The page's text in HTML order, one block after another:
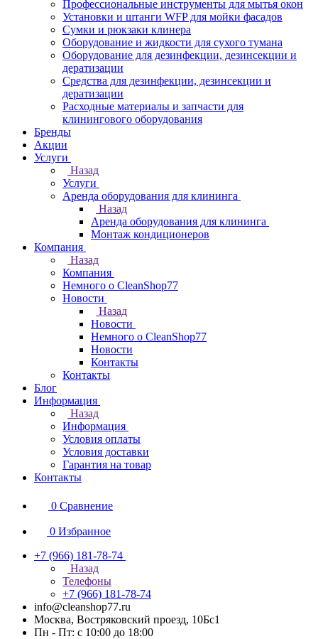
Профессиональные инструменты для мытья окон
Установки и штанги WFP для мойки фасадов
Сумки и рюкзаки клинера
Оборудование и жидкости для сухого тумана
Оборудование для дезинфекции, дезинсекции и
дератизации
Средства для дезинфекции, дезинсекции и
дератизации
Расходные материалы и запчасти для
клинингового оборудования
Бренды
Акции
Услуги
Назад
Услуги
Аренда оборудования для клининга
Назад
Аренда оборудования для клининга
Монтаж кондиционеров
Компания
Назад
Компания
Немного о CleanShop77
Новости
Назад
Новости
Немного о CleanShop77
Новости
Контакты
Контакты
Блог
Информация
Назад
Информация
Условия оплаты
Условия доставки
Гарантия на товар
Контакты
0 Сравнение
0 Избранное
+7 (966) 181-78-74
Назад
Телефоны
+7 (966) 181-78-74
info@cleanshop77.ru
Москва, Востряковский проезд, 10Бс1
Пн - Пт: с 10:00 до 18:00